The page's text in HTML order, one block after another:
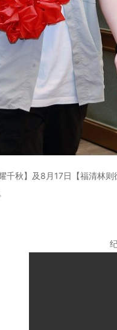
千秋】及8月17日【福清林